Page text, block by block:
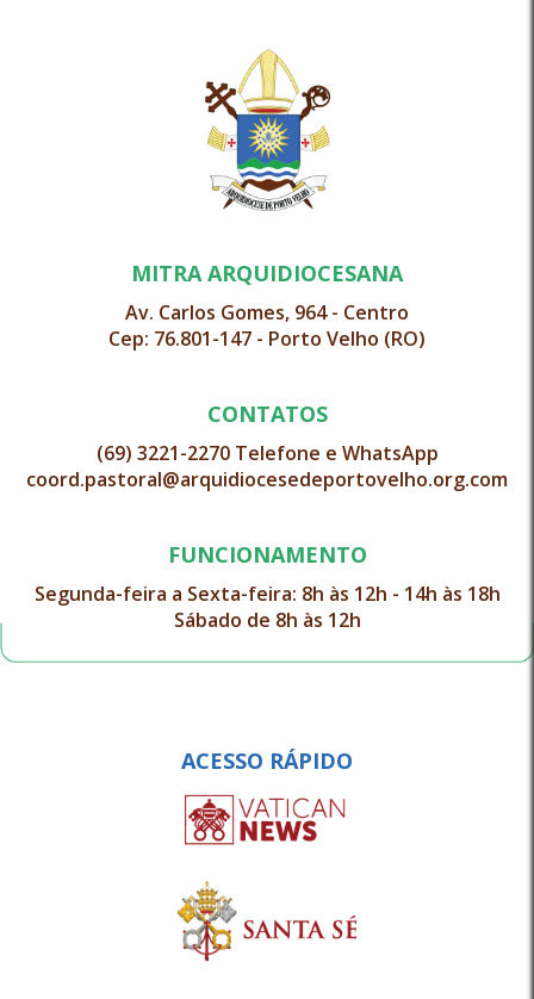
MITRA ARQUIDIOCESANA
Av. Carlos Gomes, 964 - Centro
Cep: 76.801-147 - Porto Velho (RO)
CONTATOS
(69) 3221-2270 Telefone e WhatsApp
coord.pastoral@arquidiocesedeportovelho.org.com
FUNCIONAMENTO
Segunda-feira a Sexta-feira: 8h às 12h - 14h às 18h
Sábado de 8h às 12h
ACESSO RÁPIDO